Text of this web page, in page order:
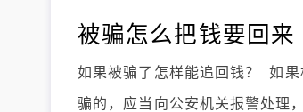
被骗怎么把钱要回来
如果被骗了怎样能追回钱？ 如
骗的，应当向公安机关报警处理